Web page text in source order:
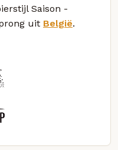
Saison -
uit België.